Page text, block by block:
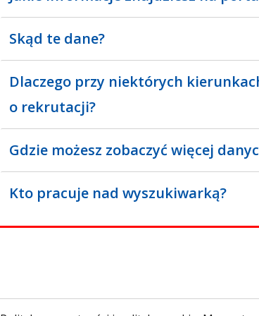
Skąd te dane?
Dlaczego przy niektórych
o rekrutacji?
Gdzie możesz zobaczyć więcej
Kto pracuje nad wyszukiwarką?